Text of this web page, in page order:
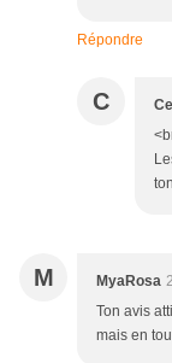
Répondre
C
M MyaRosa
Ton avis
mais en